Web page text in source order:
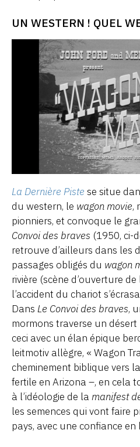
UN WESTERN ! QUEL
La Dernière Piste se situe
du western, le wagon movie,
pionniers, et convoque le
Convoi des braves (1950, ci-
retrouve d’ailleurs dans les
passages obligés du wagon
rivière (scène d’ouverture de
l’accident du chariot
Dans Le Convoi des braves,
mormons traverse un
ceci avec un élan épique
leitmotiv allègre, « Wagon
cheminement biblique vers
fertile en Arizona –, en cela
à l’idéologie de la manifest
les semences qui vont faire
pays, avec une confiance